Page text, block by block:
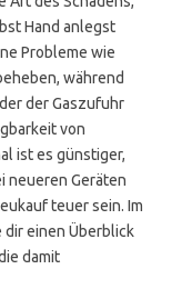
Hand anlegst
Probleme wie
während
der Gaszufuhr
von
ist es günstiger,
neueren Geräten
teuer sein. Im
einen Überblick
damit